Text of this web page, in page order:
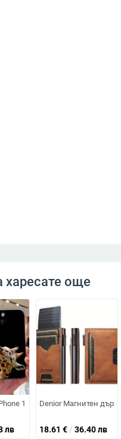
още
15 със забавен мотив на
лв
Denior Магнитен
18.61 € / 36.40 лв